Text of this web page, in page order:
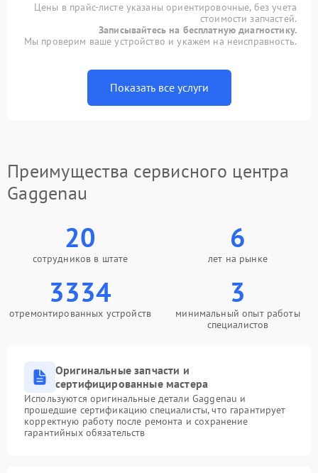
Цены в прайс-листе указаны ориентировочные, без учета
стоимости запчастей.
Записывайтесь на бесплатную диагностику.
Мы проверим ваше устройство и укажем на неисправность.
Показать все услуги
Преимущества сервисного центра
Gaggenau
20
сотрудников в штате
6
лет на рынке
3334
отремонтированных устройств
3
минимальный опыт работы
специалистов
Оригинальные запчасти и
сертифицированные мастера
Используются оригинальные детали Gaggenau и
прошедшие сертификацию специалисты, что гарантирует
корректную работу после ремонта и сохранение
гарантийных обязательств